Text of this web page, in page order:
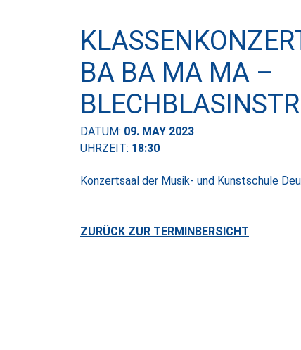
BA BA MA MA –
DATUM: 09. MAY 2023
UHRZEIT: 18:30
Konzertsaal der Musik- und Kunstschule
ZURÜCK ZUR TERMINBERSICHT